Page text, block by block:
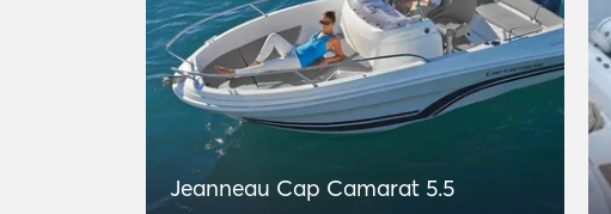
Jeanneau Cap Camarat 5.5